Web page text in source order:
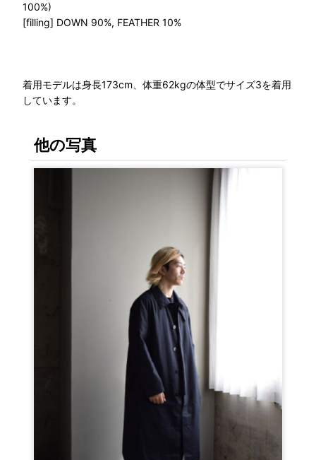
100%)
[filling] DOWN 90%, FEATHER 10%
着用モデルは身長173cm、体重62kgの体型でサイズ3を着用
しています。
他の写真